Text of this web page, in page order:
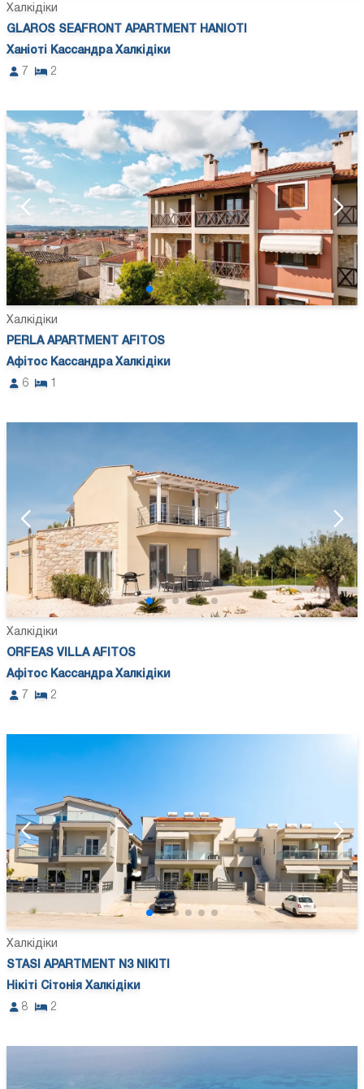
Халкідіки
GLAROS SEAFRONT APARTMENT HANIOTI
Ханіоті Кассандра Халкідіки
7
2
Халкідіки
PERLA APARTMENT AFITOS
Афітос Кассандра Халкідіки
6
1
Халкідіки
ORFEAS VILLA AFITOS
Афітос Кассандра Халкідіки
7
2
Халкідіки
STASI APARTMENT N3 NIKITI
Нікіті Сітонія Халкідіки
8
2